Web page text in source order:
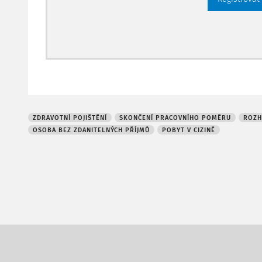
ZDRAVOTNÍ POJIŠTĚNÍ SKONČENÍ PRACOVNÍHO POMĚRU
OSOBA BEZ ZDANITELNÝCH PŘÍJMŮ
POBYT V CIZINĚ